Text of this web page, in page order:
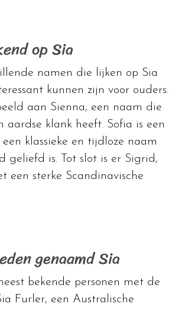
op Sia
namen die lijken op Sia
kunnen zijn voor ouders.
aan Sienna, een naam die
aardse klank heeft. Sofia is een
klassieke en tijdloze naam
geliefd is. Tot slot is er Sigrid,
een sterke Scandinavische
genaamd Sia
bekende personen met de
Furler, een Australische